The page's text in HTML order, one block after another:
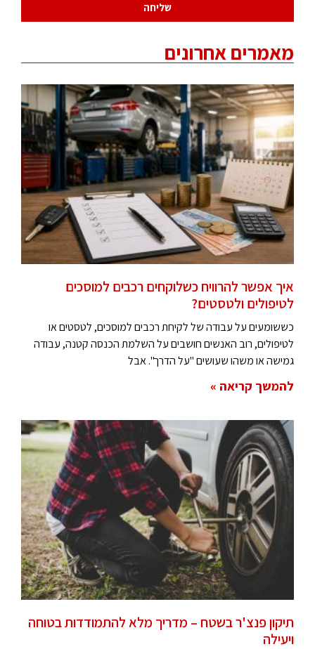
שליחה
מאמרים אחרונים
איך אפשר להרוויח כשלוקחים רכבים למוסכים
לטיפולים ולטסטים?
כששומעים על עבודה של לקיחת רכבים למוסכים, לטסטים או
לטיפולים, רוב האנשים חושבים על השלמת הכנסה קטנה, עבודה
גמישה או משהו שעושים "על הדרך". אבל
להמשך קריאה »
תיקון פנצ'ר בשטח – מדריך מלא להתמודדות בטוחה
ויעילה